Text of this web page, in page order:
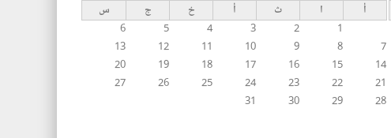
أ ا ث أ خ ج
س
1
2
3
4
5
6
7
8
9
10
11
12
13
14
15
16
17
18
19
20
21
22
23
24
25
26
27
28
29
30
31